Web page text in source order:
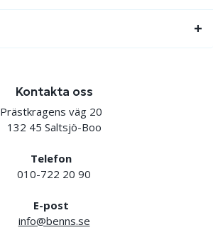
Kontakta oss
Prästkragens väg 20
132 45 Saltsjö-Boo
Telefon
010-722 20 90
E-post
info@benns.se